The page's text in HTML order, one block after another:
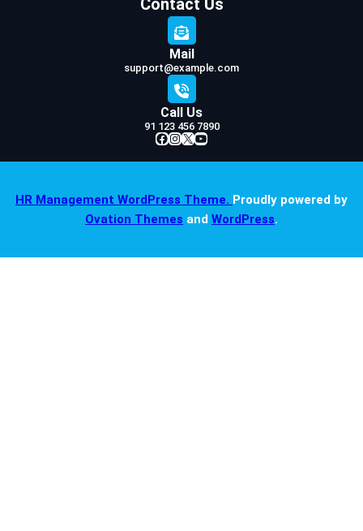
Contact Us
Mail
support@example.com
Call Us
91 123 456 7890
Facebook InstagramX YouTube
HR Management WordPress Theme. Proudly powered by
Ovation Themes and WordPress.